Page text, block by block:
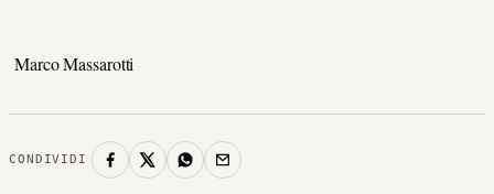
Marco Massarotti
CONDIVIDI